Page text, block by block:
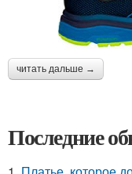
читать дальше →
Последние